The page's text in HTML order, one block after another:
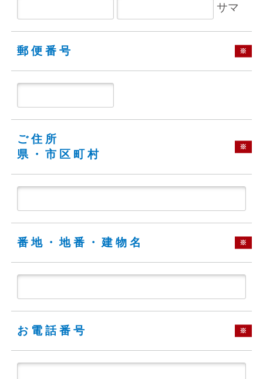
サマ
郵便番号 ※
ご住所
県・市区町村
※
番地・地番・建物名 ※
お電話番号 ※